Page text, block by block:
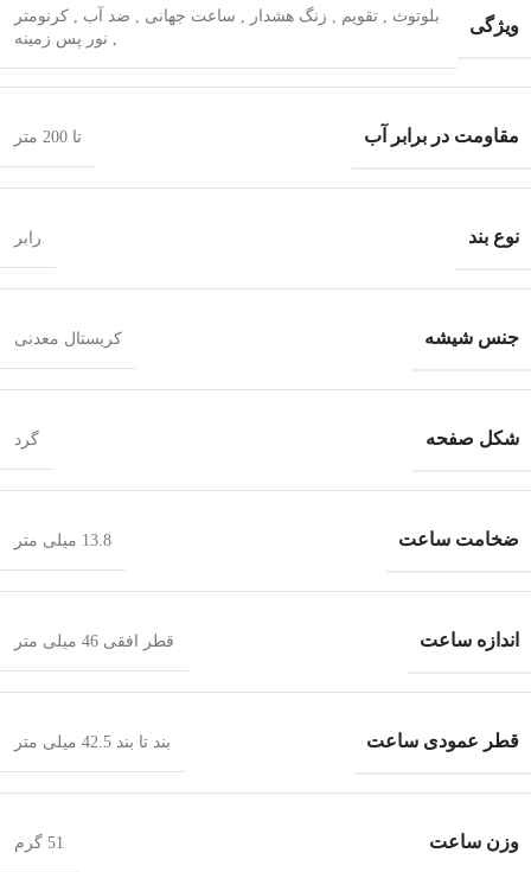
ویژگی بلوتوث تقویم زنگ هشدار ساعت جهانی ضد آب
کرنومتر
نور پس زمینه
مقاومت در برابر آب تا 200 متر
نوع بند رابر
جنس شیشه کریستال معدنی
شکل صفحه گرد
ضخامت ساعت 13.8 میلی متر
اندازه ساعت قطر افقی 46 میلی متر
قطر عمودی ساعت بند تا بند 42.5 میلی متر
وزن ساعت 51 گرم